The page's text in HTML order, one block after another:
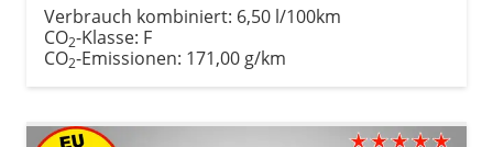
Verbrauch kombiniert: 6,50 l/100km
CO2-Klasse: F
CO2-Emissionen: 171,00 g/km